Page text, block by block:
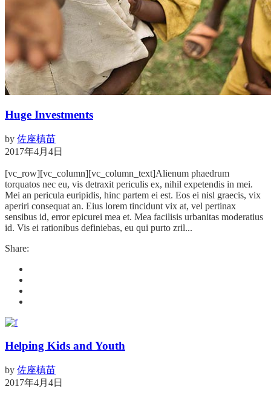
Huge Investments
by 佐座槙苗
2017年4月4日
[vc_row][vc_column][vc_column_text]Alienum phaedrum
torquatos nec eu, vis detraxit periculis ex, nihil expetendis in mei.
Mei an pericula euripidis, hinc partem ei est. Eos ei nisl graecis, vix
aperiri consequat an. Eius lorem tincidunt vix at, vel pertinax
sensibus id, error epicurei mea et. Mea facilisis urbanitas moderatius
id. Vis ei rationibus definiebas, eu qui purto zril...
Share:
Helping Kids and Youth
by 佐座槙苗
2017年4月4日